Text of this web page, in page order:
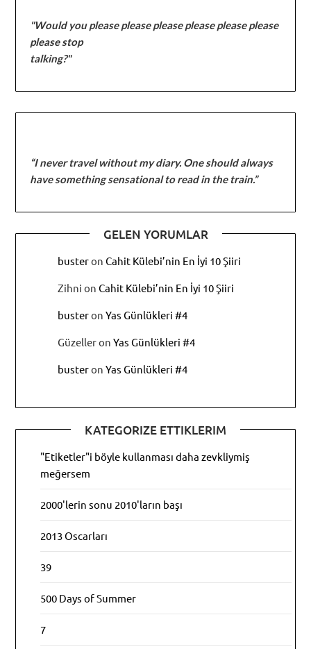
"Would you please please please please please please
please stop
talking?"
“I never travel without my diary. One should always
have something sensational to read in the train.”
GELEN YORUMLAR
busteronCahit Külebi’nin En İyi 10 Şiiri
Zihni onCahit Külebi’nin En İyi 10 Şiiri
busteronYas Günlükleri #4
GüzelleronYas Günlükleri #4
busteronYas Günlükleri #4
KATEGORIZE ETTIKLERIM
"Etiketler"i böyle kullanması daha zevkliymiş
meğersem
2000'lerin sonu 2010'ların başı
2013 Oscarları
39
500 Days of Summer
7